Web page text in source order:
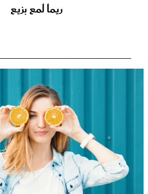
ريما لمع بزيع
مجلة سيدتي